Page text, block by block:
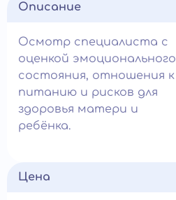
Описание
Осмотр специалиста с
оценкой эмоционального
состояния, отношения к
питанию и рисков для
здоровья матери и
ребёнка.
Цена